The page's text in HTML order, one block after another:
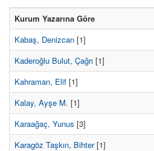
Kurum Yazarına Göre
Kabaş, Denizcan [1]
Kaderoğlu Bulut, Çağrı [1]
Kahraman, Elif [1]
Kalay, Ayşe M. [1]
Karaağaç, Yunus [3]
Karagöz Taşkın, Bihter[1]